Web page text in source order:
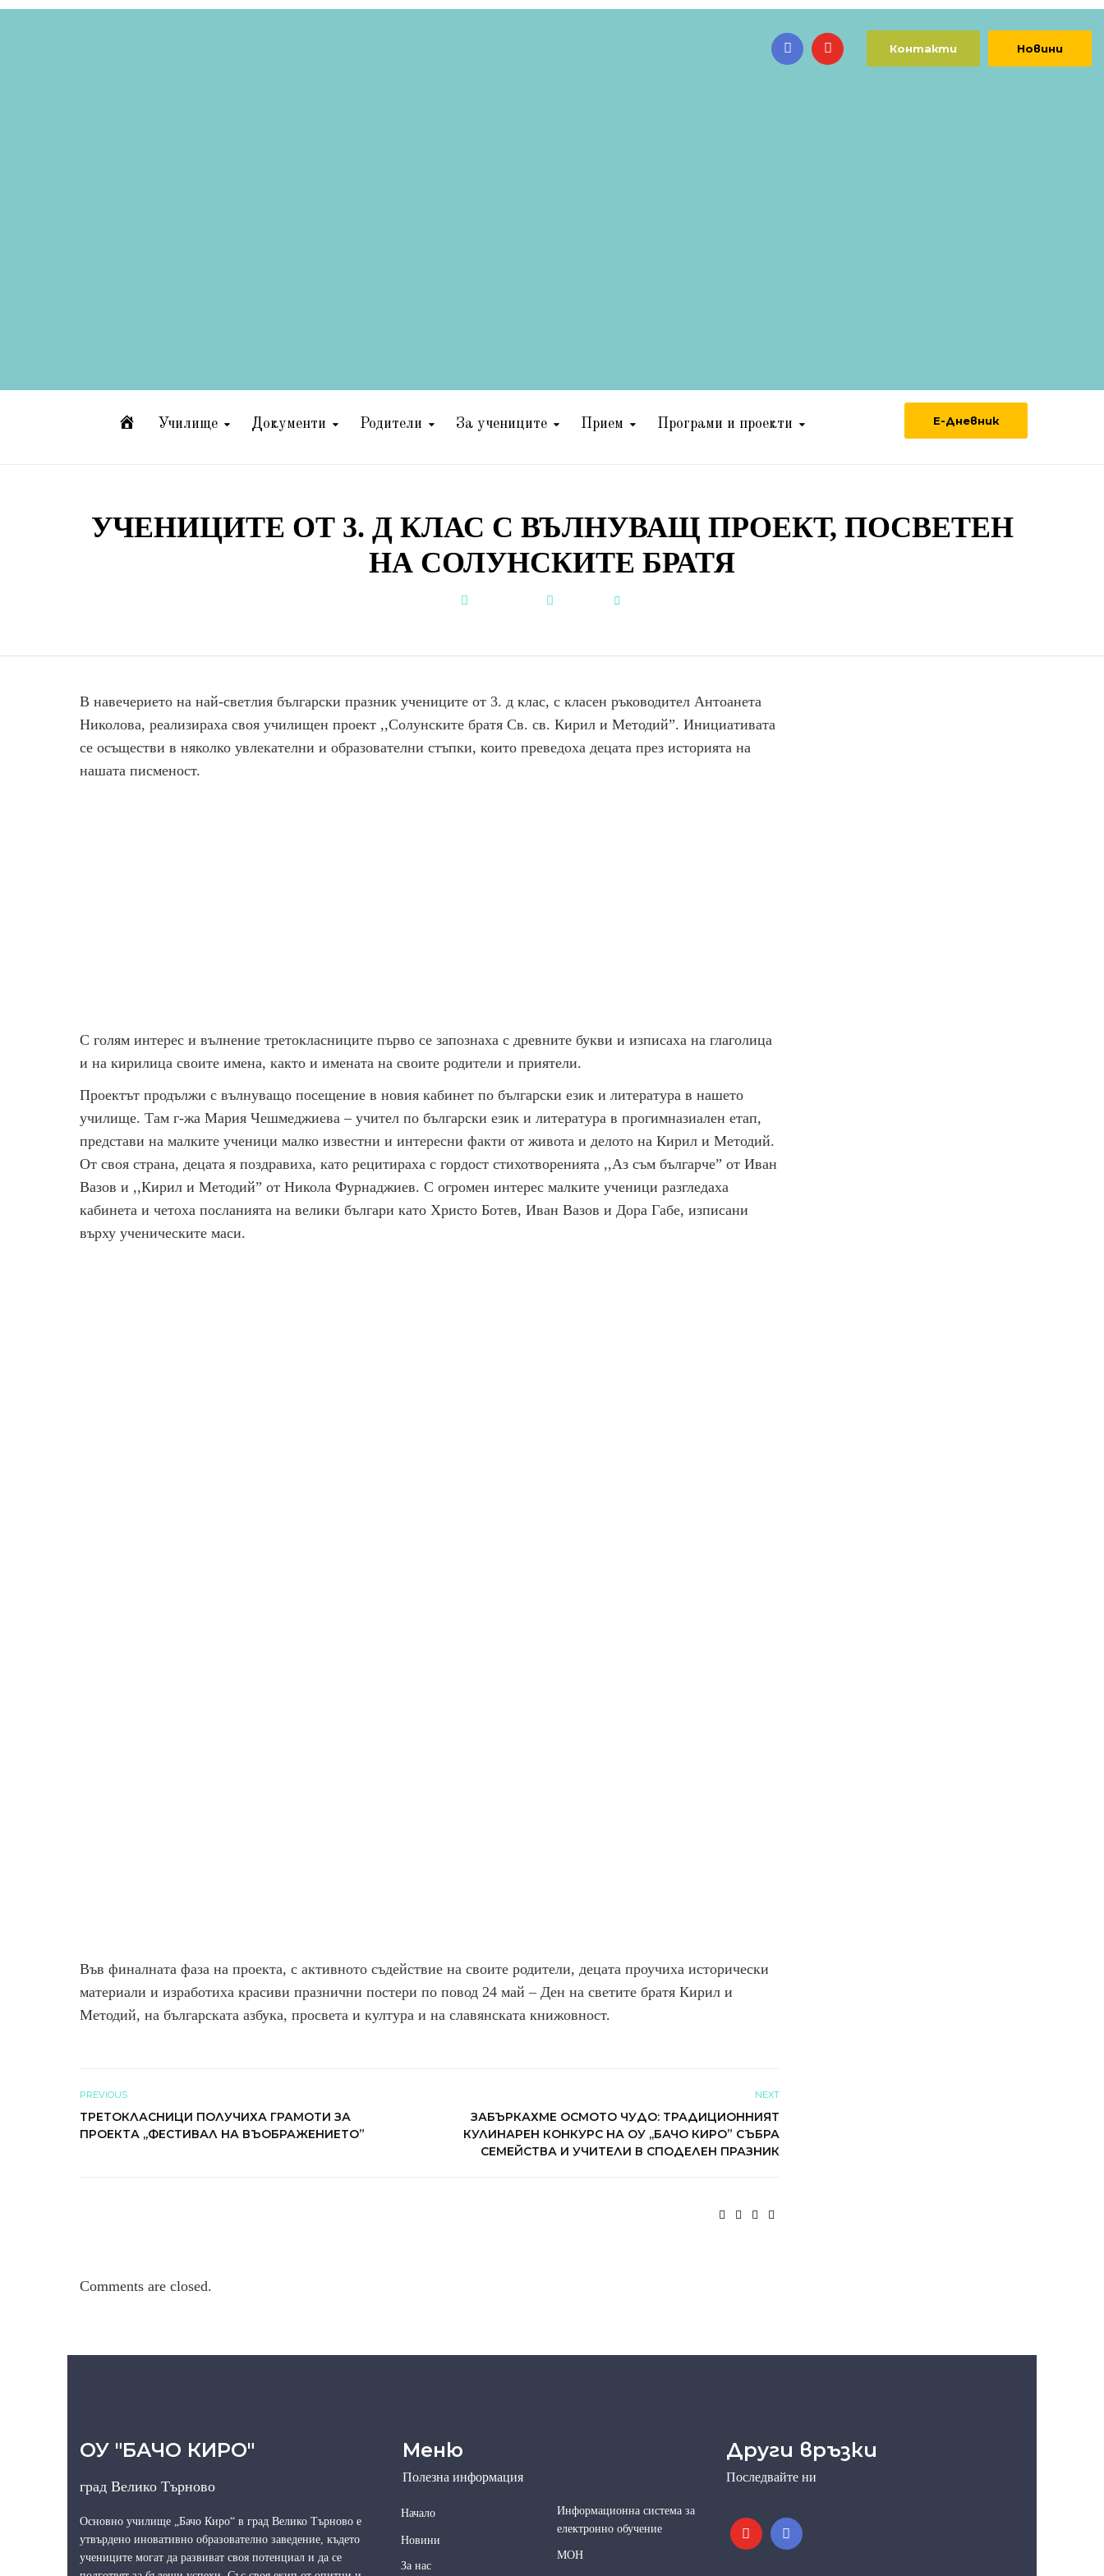
Контакти Новини
Начало
Училище Документи Родители За учениците Прием Програми и проекти Е-Дневник
УЧЕНИЦИТЕ ОТ 3. Д КЛАС С ВЪЛНУВАЩ ПРОЕКТ, ПОСВЕТЕН
НА СОЛУНСКИТЕ БРАТЯ
В навечерието на най-светлия български празник учениците от 3. д клас, с класен ръководител Антоанета
Николова, реализираха своя училищен проект ,,Солунските братя Св. св. Кирил и Методий”. Инициативата
се осъществи в няколко увлекателни и образователни стъпки, които преведоха децата през историята на
нашата писменост.
С голям интерес и вълнение третокласниците първо се запознаха с древните букви и изписаха на глаголица
и на кирилица своите имена, както и имената на своите родители и приятели.
Проектът продължи с вълнуващо посещение в новия кабинет по български език и литература в нашето
училище. Там г-жа Мария Чешмеджиева – учител по български език и литература в прогимназиален етап,
представи на малките ученици малко известни и интересни факти от живота и делото на Кирил и Методий.
От своя страна, децата я поздравиха, като рецитираха с гордост стихотворенията ,,Аз съм българче” от Иван
Вазов и ,,Кирил и Методий” от Никола Фурнаджиев. С огромен интерес малките ученици разгледаха
кабинета и четоха посланията на велики българи като Христо Ботев, Иван Вазов и Дора Габе, изписани
върху ученическите маси.
Във финалната фаза на проекта, с активното съдействие на своите родители, децата проучиха исторически
материали и изработиха красиви празнични постери по повод 24 май – Ден на светите братя Кирил и
Методий, на българската азбука, просвета и култура и на славянската книжовност.
PREVIOUS
ТРЕТОКЛАСНИЦИ ПОЛУЧИХА ГРАМОТИ ЗА
ПРОЕКТА ,,ФЕСТИВАЛ НА ВЪОБРАЖЕНИЕТО”
NEXT
ЗАБЪРКАХМЕ ОСМОТО ЧУДО: ТРАДИЦИОННИЯТ
КУЛИНАРЕН КОНКУРС НА ОУ ,,БАЧО КИРО” СЪБРА
СЕМЕЙСТВА И УЧИТЕЛИ В СПОДЕЛЕН ПРАЗНИК
Comments are closed.
ОУ "БАЧО КИРО"
град Велико Търново
Основно училище „Бачо Киро“ в град Велико Търново е
утвърдено иновативно образователно заведение, където
учениците могат да развиват своя потенциал и да се
Меню
Полезна информация
Начало
Новини
За нас
Информационна система за
електронно обучение
МОН
Други връзки
Последвайте ни